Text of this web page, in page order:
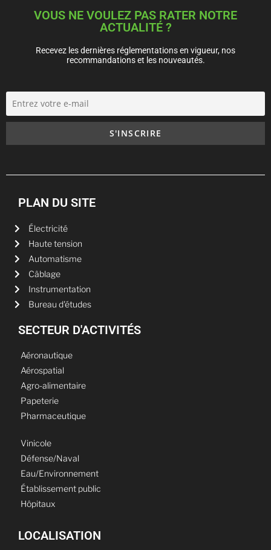
VOUS NE VOULEZ PAS RATER NOTRE
ACTUALITÉ ?
Recevez les dernières réglementations en vigueur, nos
recommandations et les nouveautés.
PLAN DU SITE
Électricité
Haute tension
Automatisme
Câblage
Instrumentation
Bureau d'études
SECTEUR D'ACTIVITÉS
Aéronautique
Aérospatial
Agro-alimentaire
Papeterie
Pharmaceutique
Vinicole
Défense/Naval
Eau/Environnement
Établissement public
Hôpitaux
LOCALISATION